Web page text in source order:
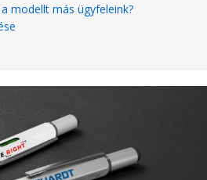
modellt más ügyfeleink?